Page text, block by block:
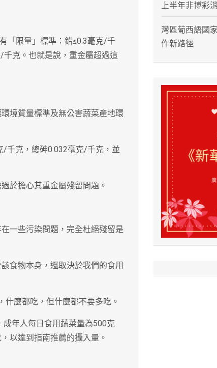
「限量」標準：鉛≤0.3毫克/千
克。也就是說，重金屬超過這
境質量標準及無公害蔬菜產地環
/千克，總砷0.032毫克/千克，並
於擔心其重金屬殘留問題。
一些污染問題，完全杜絕殘留是
食物本身，還取決於我們的食用
麼都吃，但什麼都不要多吃。
年人每日食用蔬菜量為500克
以達到指南推薦的攝入量。
上半年非博彩
灣區葡西語國
作新路徑